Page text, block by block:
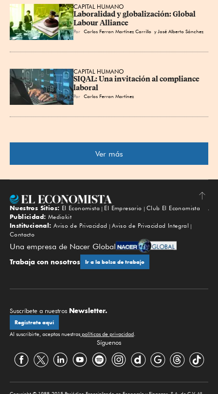
CAPITAL HUMANO
Laboralidad y globalización: Global
Labour Alliance
Por Carlos Ferran Martínez Carrillo y José Alberto Sánchez
CAPITAL HUMANO
SIQAL: Una invitación al compliance
laboral
Por Carlos Ferran Martínez
Ver más
Subir
Nuestros Sitios: El Economista El Empresario
Club El Economista
Publicidad: Mediakit
Institucional: Aviso de Privacidad
Aviso de Privacidad Integral
Contacto
Una empresa de Nacer Global
Trabaja con nosotros Ir a la bolsa de trabajo
Suscríbete a nuestros Newsletter.
Regístrate aquí
Al suscribirte, aceptas nuestras políticas de privacidad
Síguenos